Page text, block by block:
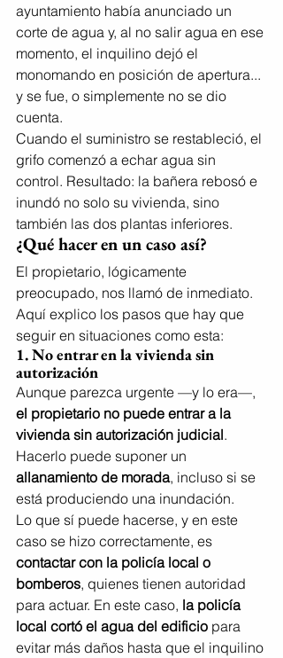
ayuntamiento había anunciado un
corte de agua y, al no salir agua en ese
momento, el inquilino dejó el
monomando en posición de apertura...
y se fue, o simplemente no se dio
cuenta.
Cuando el suministro se restableció, el
grifo comenzó a echar agua sin
control. Resultado: la bañera rebosó e
inundó no solo su vivienda, sino
también las dos plantas inferiores.
¿Qué hacer en un caso así?
El propietario, lógicamente
preocupado, nos llamó de inmediato.
Aquí explico los pasos que hay que
seguir en situaciones como esta:
1. No entrar en la vivienda sin
autorización
Aunque parezca urgente —y lo era—,
el propietario no puede entrar a la
vivienda sin autorización judicial.
Hacerlo puede suponer un
allanamiento de morada, incluso si se
está produciendo una inundación.
Lo que sí puede hacerse, y en este
caso se hizo correctamente, es
contactar con la policía local o
bomberos, quienes tienen autoridad
para actuar. En este caso, la policía
local cortó el agua del edificio para
evitar más daños hasta que el inquilino